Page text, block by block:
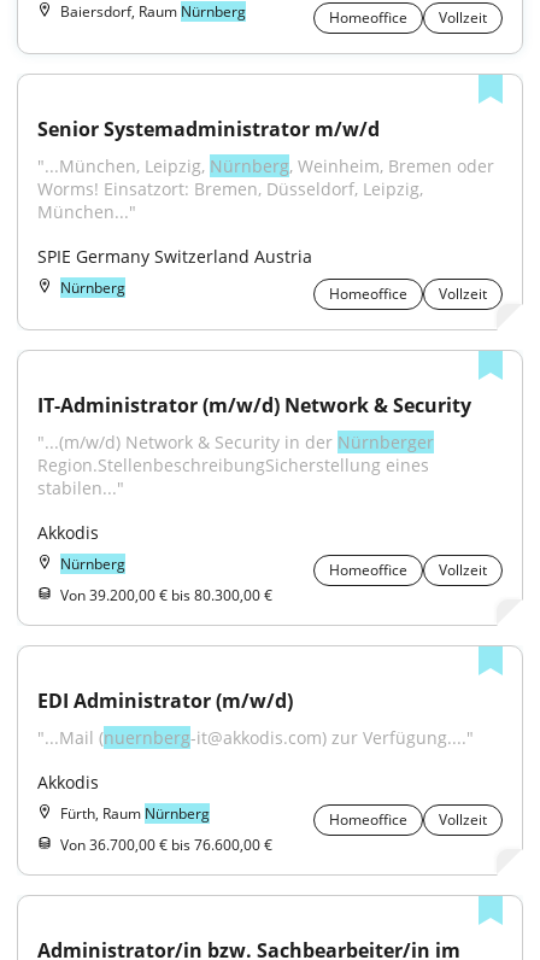
Baiersdorf, Raum Nürnberg Homeoffice Vollzeit
Senior Systemadministrator m/w/d
"...München, Leipzig, Nürnberg, Weinheim, Bremen oder
Worms! Einsatzort: Bremen, Düsseldorf, Leipzig,
München..."
SPIE Germany Switzerland Austria
Nürnberg Homeoffice Vollzeit
IT-Administrator (m/w/d) Network & Security
"...(m/w/d) Network & Security in der Nürnberger
Region.StellenbeschreibungSicherstellung eines
stabilen..."
Akkodis
Nürnberg Homeoffice
Vollzeit
Von 39.200,00 € bis 80.300,00 €
EDI Administrator (m/w/d)
"...Mail (nuernberg-it@akkodis.com) zur Verfügung...."
Akkodis
Fürth, Raum Nürnberg Homeoffice
Vollzeit
Von 36.700,00 € bis 76.600,00 €
Administrator/in bzw. Sachbearbeiter/in im